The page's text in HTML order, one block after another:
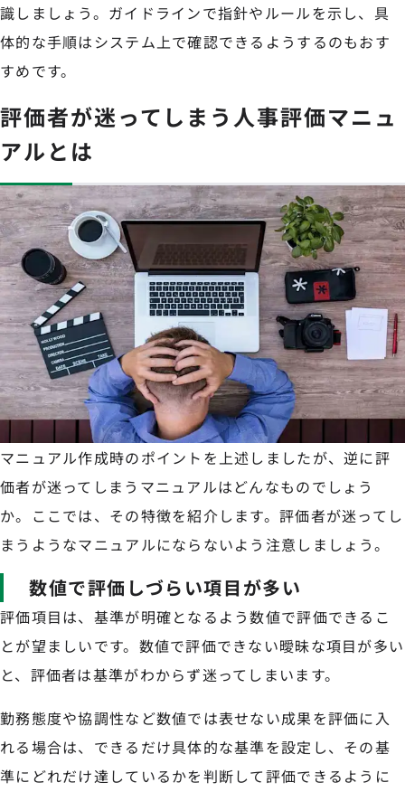
識しましょう。ガイドラインで指針やルールを示し、具
体的な手順はシステム上で確認できるようするのもおす
すめです。
評価者が迷ってしまう人事評価マニュ
アルとは
マニュアル作成時のポイントを上述しましたが、逆に評
価者が迷ってしまうマニュアルはどんなものでしょう
か。ここでは、その特徴を紹介します。評価者が迷ってし
まうようなマニュアルにならないよう注意しましょう。
数値で評価しづらい項目が多い
評価項目は、基準が明確となるよう数値で評価できるこ
とが望ましいです。数値で評価できない曖昧な項目が多い
と、評価者は基準がわからず迷ってしまいます。
勤務態度や協調性など数値では表せない成果を評価に入
れる場合は、できるだけ具体的な基準を設定し、その基
準にどれだけ達しているかを判断して評価できるように